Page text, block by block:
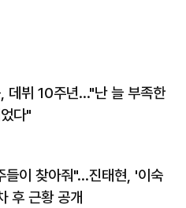
데뷔 10주년…"난 늘 부족한
다"
들이 찾아줘"…진태현, '이숙
후 근황 공개